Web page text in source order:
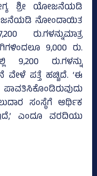
ಶ್ರೀ ಯೋಜನೆಯಡಿ
ನೋಂದಾಯಿತ
ರು.ಗಳನ್ನುಮಾತ್ರ
9,000 ರು.
9,200 ರು.ಗಳನ್ನು
ವೇಳೆ ಪತ್ತೆ ಹಚ್ಚಿದೆ. ‘ಈ
ಸಂಸ್ಥೆಗೆ ಆರ್ಥಿಕ
ಎಂದೂ ವರದಿಯು